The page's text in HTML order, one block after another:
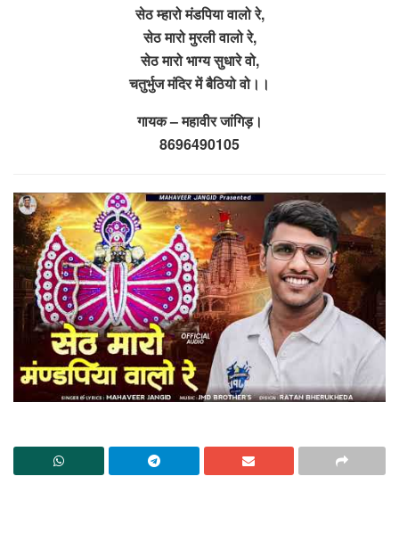
सेठ म्हारो मंडपिया वालो रे,
सेठ मारो मुरली वालो रे,
सेठ मारो भाग्य सुधारे वो,
चतुर्भुज मंदिर में बैठियो वो।।
गायक – महावीर जांगिड़।
8696490105